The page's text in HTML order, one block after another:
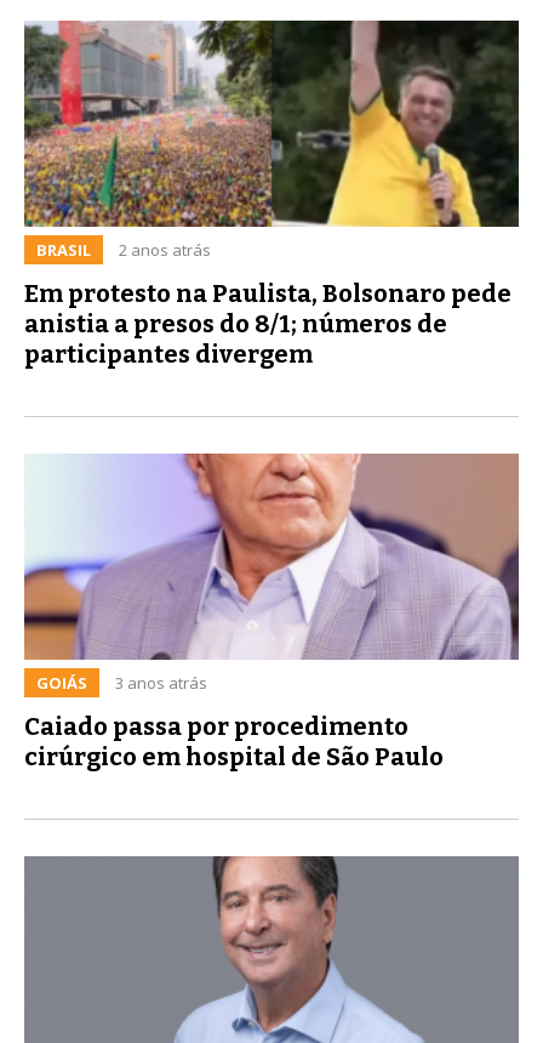
BRASIL 2 anos atrás
Em protesto na Paulista, Bolsonaro pede
anistia a presos do 8/1; números de
participantes divergem
GOIÁS 3 anos atrás
Caiado passa por procedimento
cirúrgico em hospital de São Paulo